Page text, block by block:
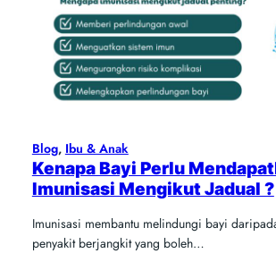
Blog, Ibu & Anak
Kenapa Bayi Perlu
Imunisasi Mengikut Jadual ?
Imunisasi membantu melindungi bayi
penyakit berjangkit yang boleh…